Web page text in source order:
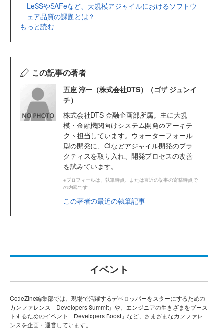
LeSSやSAFeなど、大規模アジャイルにおけるソフトウ
ェア品質の課題とは？
もっと読む
この記事の著者
五座 淳一（株式会社DTS）（ゴザ ジュンイ
チ）
株式会社DTS 金融企画部所属。主に大規
模・金融機関向けシステム開発のアーキテ
クト担当しています。ウォーターフォール
型の開発に、CIなどアジャイル開発のプラ
クティスを取り入れ、開発プロセスの改善
を試みています。
※プロフィールは、執筆時点、または直近の記事の寄稿時点で
の内容です
この著者の最近の執筆記事
イベント
CodeZine編集部では、現場で活躍するデベロッパーをスターにするための
カンファレンス「Developers Summit」や、エンジニアの生きざまをブース
トするためのイベント「Developers Boost」など、さまざまなカンファレ
ンスを企画・運営しています。